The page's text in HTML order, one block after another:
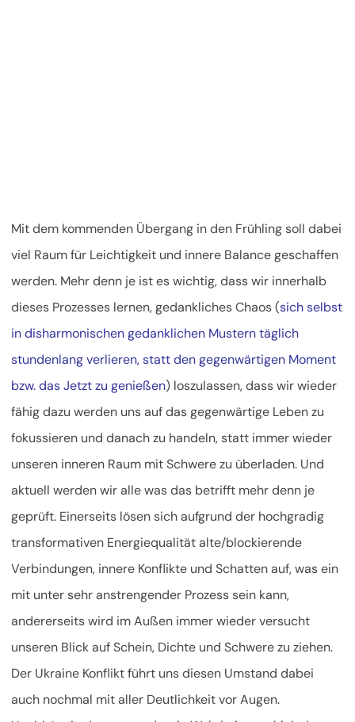
Mit dem kommenden Übergang in den Frühling soll dabei
viel Raum für Leichtigkeit und innere Balance geschaffen
werden. Mehr denn je ist es wichtig, dass wir innerhalb
dieses Prozesses lernen, gedankliches Chaos (sich selbst
in disharmonischen gedanklichen Mustern täglich
stundenlang verlieren, statt den gegenwärtigen Moment
bzw. das Jetzt zu genießen) loszulassen, dass wir wieder
fähig dazu werden uns auf das gegenwärtige Leben zu
fokussieren und danach zu handeln, statt immer wieder
unseren inneren Raum mit Schwere zu überladen. Und
aktuell werden wir alle was das betrifft mehr denn je
geprüft. Einerseits lösen sich aufgrund der hochgradig
transformativen Energiequalität alte/blockierende
Verbindungen, innere Konflikte und Schatten auf, was ein
mit unter sehr anstrengender Prozess sein kann,
andererseits wird im Außen immer wieder versucht
unseren Blick auf Schein, Dichte und Schwere zu ziehen.
Der Ukraine Konflikt führt uns diesen Umstand dabei
auch nochmal mit aller Deutlichkeit vor Augen.